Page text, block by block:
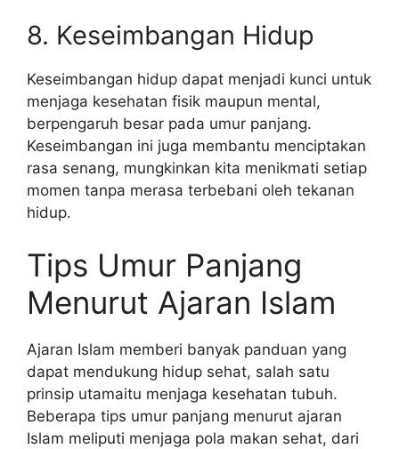
8. Keseimbangan Hidup
Keseimbangan hidup dapat menjadi kunci untuk
menjaga kesehatan fisik maupun mental,
berpengaruh besar pada umur panjang.
Keseimbangan ini juga membantu menciptakan
rasa senang, mungkinkan kita menikmati setiap
momen tanpa merasa terbebani oleh tekanan
hidup.
Tips Umur Panjang
Menurut Ajaran Islam
Ajaran Islam memberi banyak panduan yang
dapat mendukung hidup sehat, salah satu
prinsip utamaitu menjaga kesehatan tubuh.
Beberapa tips umur panjang menurut ajaran
Islam meliputi menjaga pola makan sehat, dari